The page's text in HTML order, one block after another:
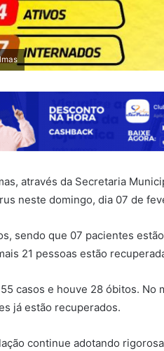
através da Secretaria
neste domingo, dia 07 de
sendo que 07 pacientes
21 pessoas estão
casos e houve 28 óbitos. No
já estão recuperados.
continue adotando